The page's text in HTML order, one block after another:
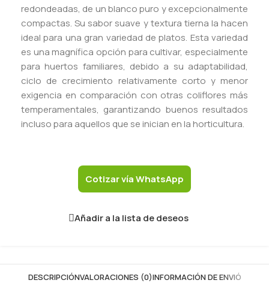
redondeadas, de un blanco puro y excepcionalmente
compactas. Su sabor suave y textura tierna la hacen
ideal para una gran variedad de platos. Esta variedad
es una magnífica opción para cultivar, especialmente
para huertos familiares, debido a su adaptabilidad,
ciclo de crecimiento relativamente corto y menor
exigencia en comparación con otras coliflores más
temperamentales, garantizando buenos resultados
incluso para aquellos que se inician en la horticultura.
Cotizar vía WhatsApp
Añadir a la lista de deseos
DESCRIPCIÓNVALORACIONES (0)INFORMACIÓN DE ENVIÓ